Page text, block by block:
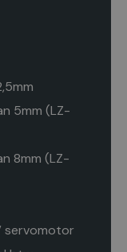
5mm (LZ-
8mm (LZ-
servomotor